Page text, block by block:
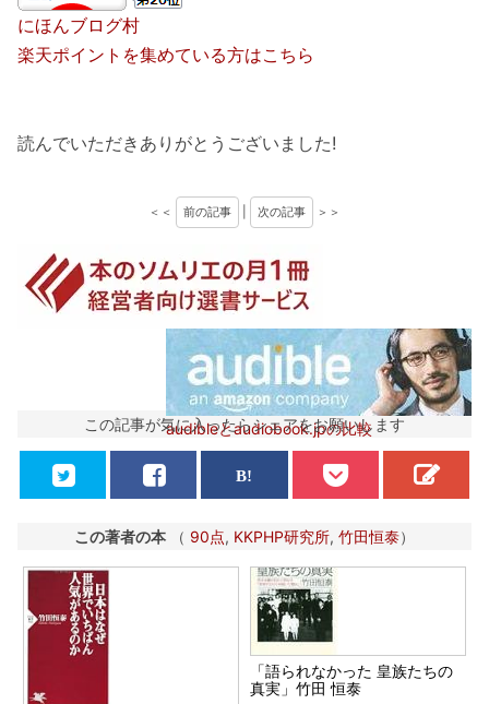
にほんブログ村
楽天ポイントを集めている方はこちら
読んでいただきありがとうございました!
＜＜ 前の記事 次の記事 ＞＞
audibleとaudiobook.jpの比較
この記事が気に入ったらシェアをお願いします
この著者の本 （ 90点, KKPHP研究所, 竹田恒泰）
「語られなかった 皇族たちの
真実」竹田 恒泰